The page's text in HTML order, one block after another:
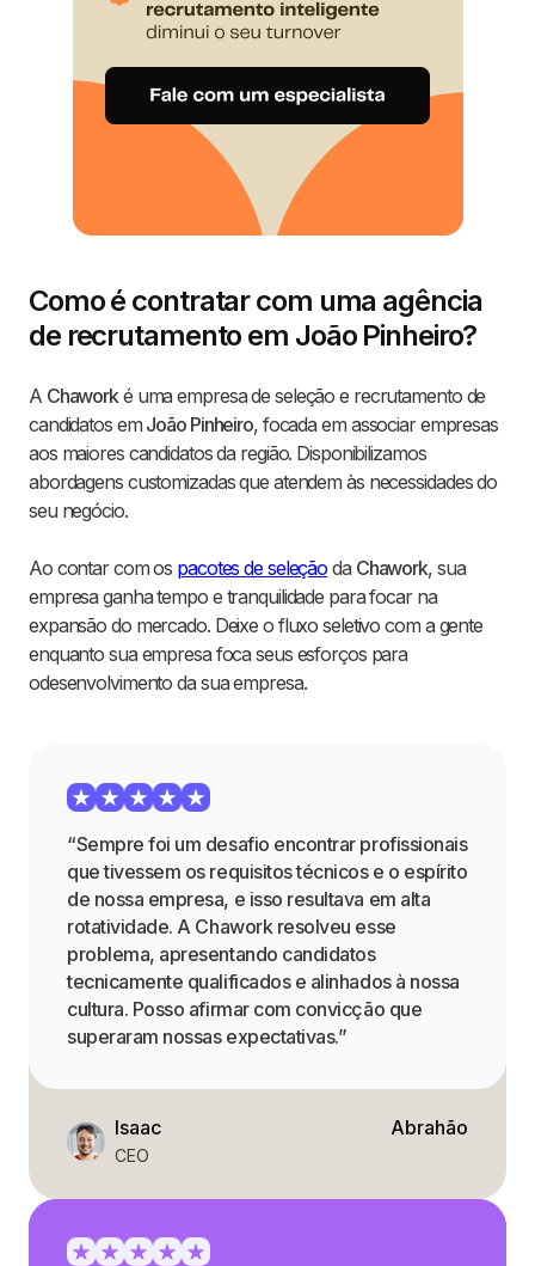
Como é contratar com uma agência
de recrutamento em João Pinheiro?
A Chaworké uma empresa de seleção e recrutamento de
candidatos em João Pinheiro, focada em associar empresas
aos maiores candidatos da região. Disponibilizamos
abordagens customizadas que atendem às necessidades do
seu negócio.
Ao contar com os pacotes de seleção da Chawork, sua
empresa ganha tempo e tranquilidade para focar na
expansão do mercado. Deixe o fluxo seletivo com a gente
enquanto sua empresa foca seus esforços para
odesenvolvimento da sua empresa.
“Sempre foi um desafio encontrar profissionais
que tivessem os requisitos técnicos e o espírito
de nossa empresa, e isso resultava em alta
rotatividade. A Chawork resolveu esse
problema, apresentando candidatos
tecnicamente qualificados e alinhados à nossa
cultura. Posso afirmar com convicção que
superaram nossas expectativas.”
Isaac
CEO
Abrahão